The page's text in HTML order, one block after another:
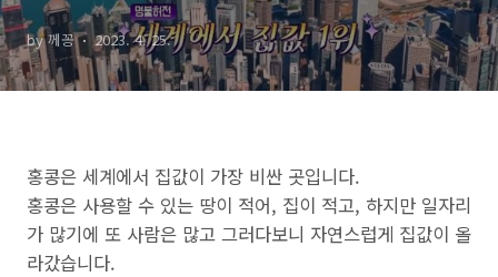
by 께꽁 2023. 4. 25.
홍콩은 세계에서 집값이 가장 비싼 곳입니다.
홍콩은 사용할 수 있는 땅이 적어, 집이 적고, 하지만 일자리
가 많기에 또 사람은 많고 그러다보니 자연스럽게 집값이 올
라갔습니다.